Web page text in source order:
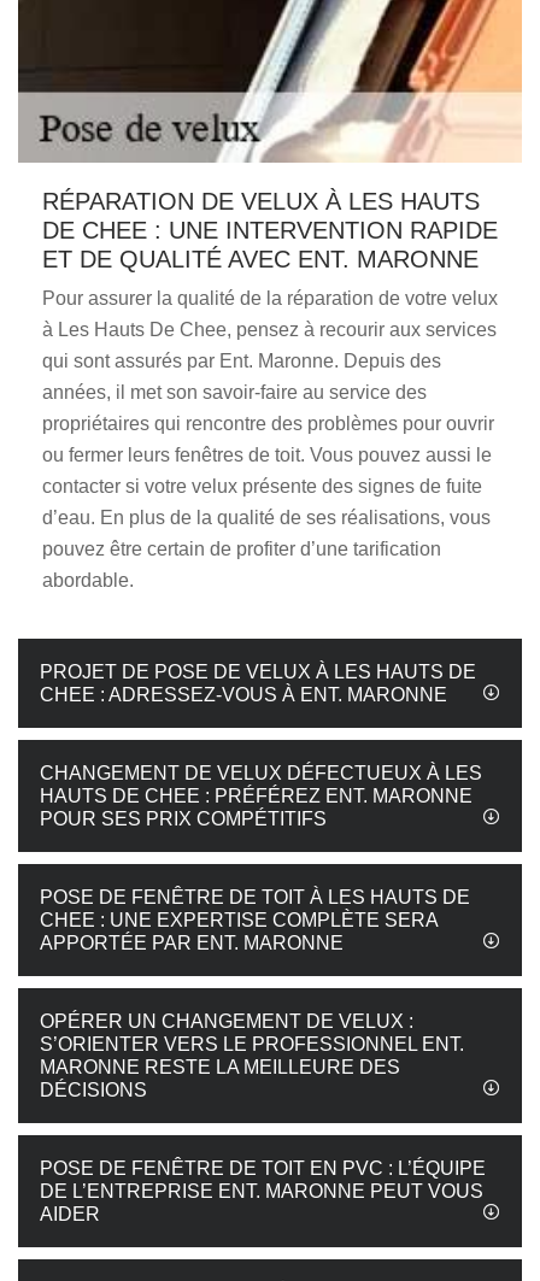
RÉPARATION DE VELUX À LES HAUTS
DE CHEE : UNE INTERVENTION RAPIDE
ET DE QUALITÉ AVEC ENT. MARONNE
Pour assurer la qualité de la réparation de votre velux
à Les Hauts De Chee, pensez à recourir aux services
qui sont assurés par Ent. Maronne. Depuis des
années, il met son savoir-faire au service des
propriétaires qui rencontre des problèmes pour ouvrir
ou fermer leurs fenêtres de toit. Vous pouvez aussi le
contacter si votre velux présente des signes de fuite
d’eau. En plus de la qualité de ses réalisations, vous
pouvez être certain de profiter d’une tarification
abordable.
PROJET DE POSE DE VELUX À LES HAUTS DE
CHEE : ADRESSEZ-VOUS À ENT. MARONNE
CHANGEMENT DE VELUX DÉFECTUEUX À LES
HAUTS DE CHEE : PRÉFÉREZ ENT. MARONNE
POUR SES PRIX COMPÉTITIFS
POSE DE FENÊTRE DE TOIT À LES HAUTS DE
CHEE : UNE EXPERTISE COMPLÈTE SERA
APPORTÉE PAR ENT. MARONNE
OPÉRER UN CHANGEMENT DE VELUX :
S’ORIENTER VERS LE PROFESSIONNEL ENT.
MARONNE RESTE LA MEILLEURE DES
DÉCISIONS
POSE DE FENÊTRE DE TOIT EN PVC : L’ÉQUIPE
DE L’ENTREPRISE ENT. MARONNE PEUT VOUS
AIDER